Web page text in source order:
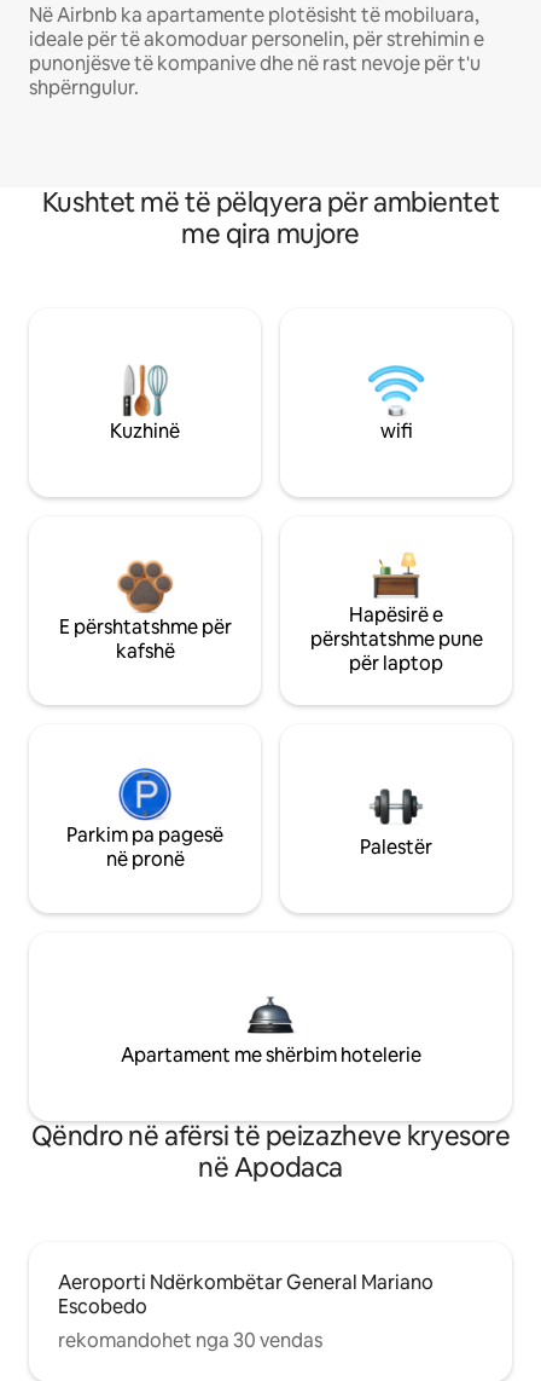
Në Airbnb ka apartamente plotësisht të mobiluara,
ideale për të akomoduar personelin, për strehimin e
punonjësve të kompanive dhe në rast nevoje për t'u
shpërngulur.
Kushtet më të pëlqyera për ambientet
me qira mujore
Kuzhinë wifi
E përshtatshme për
kafshë
Hapësirë e
përshtatshme pune
për laptop
Parkim pa pagesë
në pronë
Palestër
Apartament me shërbim hotelerie
Qëndro në afërsi të peizazheve kryesore
në Apodaca
Aeroporti Ndërkombëtar General Mariano
Escobedo
rekomandohet nga 30 vendas